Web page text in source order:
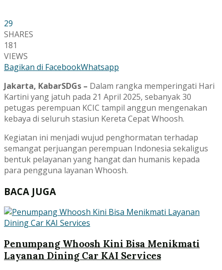
29
SHARES
181
VIEWS
Bagikan di FacebookWhatsapp
Jakarta, KabarSDGs – Dalam rangka memperingati Hari
Kartini yang jatuh pada 21 April 2025, sebanyak 30
petugas perempuan KCIC tampil anggun mengenakan
kebaya di seluruh stasiun Kereta Cepat Whoosh.
Kegiatan ini menjadi wujud penghormatan terhadap
semangat perjuangan perempuan Indonesia sekaligus
bentuk pelayanan yang hangat dan humanis kepada
para pengguna layanan Whoosh.
BACA JUGA
Penumpang Whoosh Kini Bisa Menikmati
Layanan Dining Car KAI Services